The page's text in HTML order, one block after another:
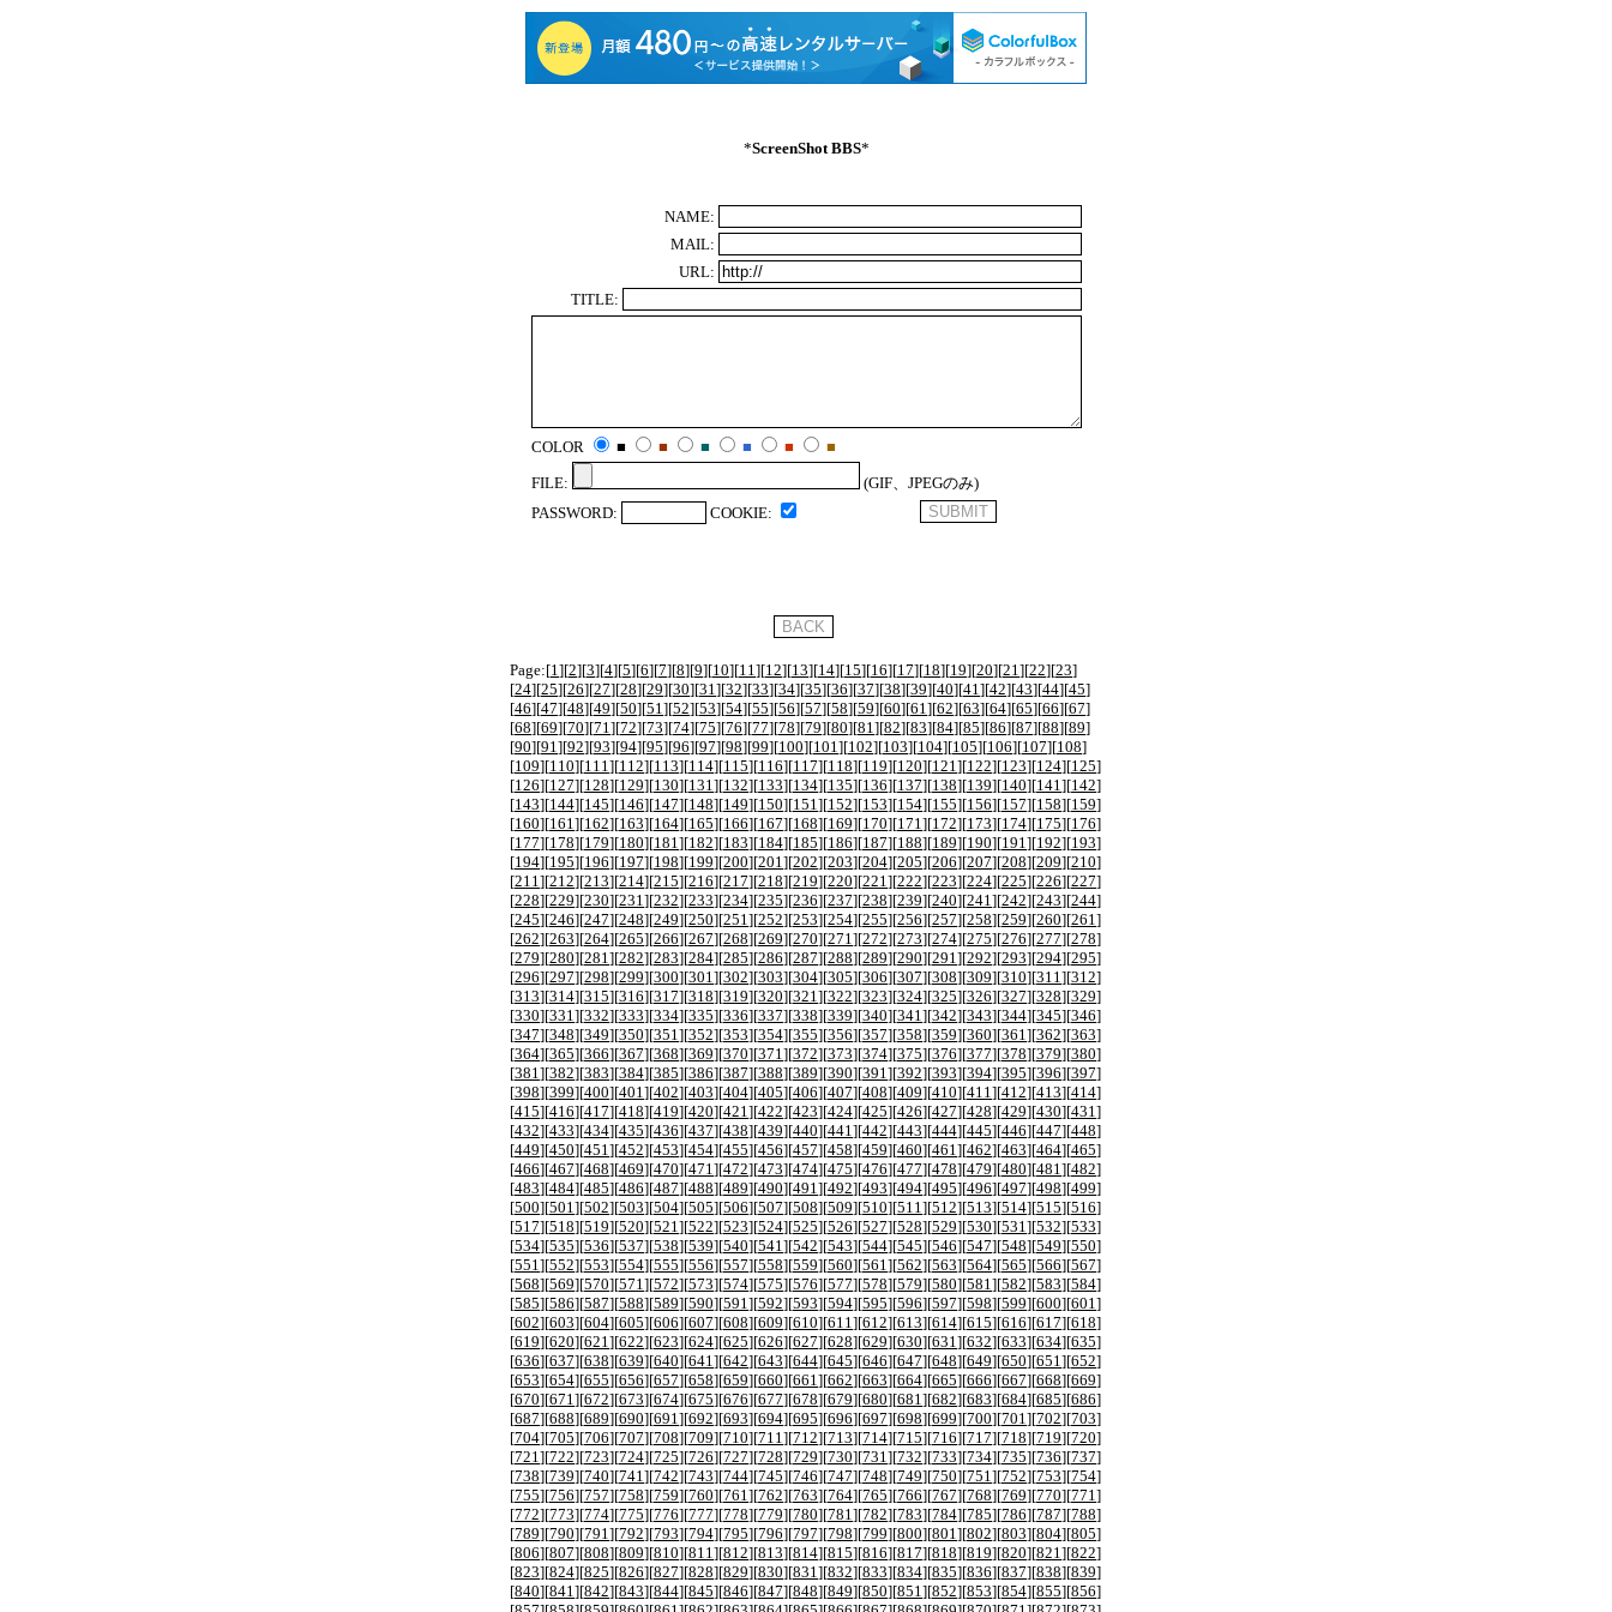
*ScreenShot BBS*
NAME:
MAIL:
URL:
TITLE:
COLOR ■ ■ ■ ■ ■
■
FILE:
(GIF、JPEGのみ)
PASSWORD:
COOKIE:
Page:[1 ][2][3][4][5][6][7][8][9][10][11 ][12][13][14][15][16][17][18][19][20][21 ][22][23]
[24][25][26][27][28][29][30][31 ][32][33][34][35][36][37][38][39][40][41 ][42][43][44][45]
[46][47][48][49][50][51 ][52][53][54][55][56][57][58][59][60][61 ][62][63][64][65][66][67]
[68][69][70][71 ][72][73][74][75][76][77][78][79][80][81 ][82][83][84][85][86][87][88][89]
[90][91 ][92][93][94][95][96][97][98][99][100][101 ][102][103][104][105][106][107][108]
[109][110][111 ][112][113][114][115][116][117][118][119][120][121 ][122][123][124][125]
[126][127][128][129][130][131 ][132][133][134][135][136][137][138][139][140][141 ][142]
[143][144][145][146][147][148][149][150][151 ][152][153][154][155][156][157][158][159]
[160][161 ][162][163][164][165][166][167][168][169][170][171 ][172][173][174][175][176]
[177][178][179][180][181 ][182][183][184][185][186][187][188][189][190][191 ][192][193]
[194][195][196][197][198][199][200][201 ][202][203][204][205][206][207][208][209][210]
[211 ][212][213][214][215][216][217][218][219][220][221 ][222][223][224][225][226][227]
[228][229][230][231 ][232][233][234][235][236][237][238][239][240][241 ][242][243][244]
[245][246][247][248][249][250][251 ][252][253][254][255][256][257][258][259][260][261 ]
[262][263][264][265][266][267][268][269][270][271 ][272][273][274][275][276][277][278]
[279][280][281 ][282][283][284][285][286][287][288][289][290][291 ][292][293][294][295]
[296][297][298][299][300][301 ][302][303][304][305][306][307][308][309][310][311 ][312]
[313][314][315][316][317][318][319][320][321 ][322][323][324][325][326][327][328][329]
[330][331 ][332][333][334][335][336][337][338][339][340][341 ][342][343][344][345][346]
[347][348][349][350][351 ][352][353][354][355][356][357][358][359][360][361 ][362][363]
[364][365][366][367][368][369][370][371 ][372][373][374][375][376][377][378][379][380]
[381 ][382][383][384][385][386][387][388][389][390][391 ][392][393][394][395][396][397]
[398][399][400][401 ][402][403][404][405][406][407][408][409][410][411 ][412][413][414]
[415][416][417][418][419][420][421 ][422][423][424][425][426][427][428][429][430][431 ]
[432][433][434][435][436][437][438][439][440][441 ][442][443][444][445][446][447][448]
[449][450][451 ][452][453][454][455][456][457][458][459][460][461 ][462][463][464][465]
[466][467][468][469][470][471 ][472][473][474][475][476][477][478][479][480][481 ][482]
[483][484][485][486][487][488][489][490][491 ][492][493][494][495][496][497][498][499]
[500][501 ][502][503][504][505][506][507][508][509][510][511 ][512][513][514][515][516]
[517][518][519][520][521 ][522][523][524][525][526][527][528][529][530][531 ][532][533]
[534][535][536][537][538][539][540][541 ][542][543][544][545][546][547][548][549][550]
[551 ][552][553][554][555][556][557][558][559][560][561 ][562][563][564][565][566][567]
[568][569][570][571 ][572][573][574][575][576][577][578][579][580][581 ][582][583][584]
[585][586][587][588][589][590][591 ][592][593][594][595][596][597][598][599][600][601 ]
[602][603][604][605][606][607][608][609][610][611 ][612][613][614][615][616][617][618]
[619][620][621 ][622][623][624][625][626][627][628][629][630][631 ][632][633][634][635]
[636][637][638][639][640][641 ][642][643][644][645][646][647][648][649][650][651 ][652]
[653][654][655][656][657][658][659][660][661 ][662][663][664][665][666][667][668][669]
[670][671 ][672][673][674][675][676][677][678][679][680][681 ][682][683][684][685][686]
[687][688][689][690][691 ][692][693][694][695][696][697][698][699][700][701 ][702][703]
[704][705][706][707][708][709][710][711 ][712][713][714][715][716][717][718][719][720]
[721 ][722][723][724][725][726][727][728][729][730][731 ][732][733][734][735][736][737]
[738][739][740][741 ][742][743][744][745][746][747][748][749][750][751 ][752][753][754]
[755][756][757][758][759][760][761 ][762][763][764][765][766][767][768][769][770][771 ]
[772][773][774][775][776][777][778][779][780][781 ][782][783][784][785][786][787][788]
[789][790][791 ][792][793][794][795][796][797][798][799][800][801 ][802][803][804][805]
[806][807][808][809][810][811 ][812][813][814][815][816][817][818][819][820][821 ][822]
[823][824][825][826][827][828][829][830][831 ][832][833][834][835][836][837][838][839]
[840][841 ][842][843][844][845][846][847][848][849][850][851 ][852][853][854][855][856]